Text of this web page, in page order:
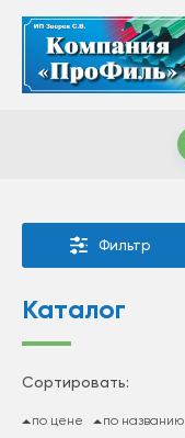
Фильтр
Каталог
Сортировать:
по цене по названию